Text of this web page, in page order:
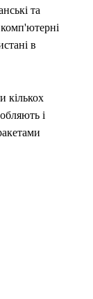
та
в
кількох
і